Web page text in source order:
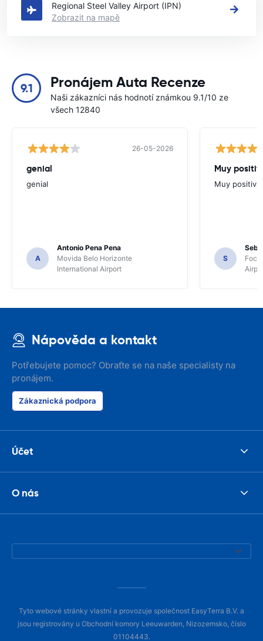
Regional Steel Valley Airport (IPN)
Zobrazit na mapě
9.1 Pronájem Auta Recenze
Naši zákazníci nás hodnotí známkou 9.1/10 ze
všech 12840
26-05-2026
genial
genial
A
Antonio Pena Pena
Movida Belo Horizonte
International Airport
Muy
Muy positiva
S
Foco
Nápověda a kontakt
Potřebujete pomoc? Obraťte se na naše specialisty na
pronájem.
Zákaznická podpora
Účet
O nás
Tyto webové stránky vlastní a provozuje společnost EasyTerra B.V. a
jsou registrovány u Obchodní komory Leeuwarden, Nizozemsko, číslo
01104443.